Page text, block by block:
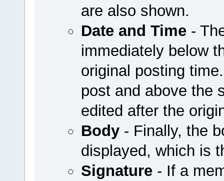
are also shown.
Date and Time-
immediately below
original posting
post and above the
edited after the
Body- Finally, the
displayed, which is
Signature- If a